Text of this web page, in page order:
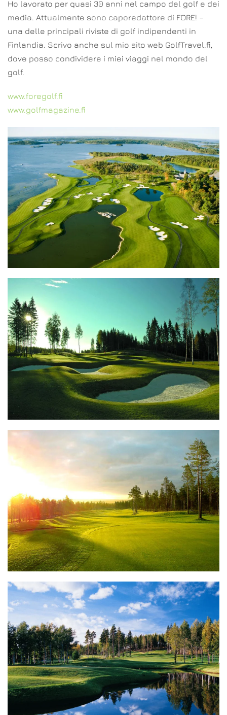
Ho lavorato per quasi 30 anni nel campo del golf e dei
media. Attualmente sono caporedattore di FORE! –
una delle principali riviste di golf indipendenti in
Finlandia. Scrivo anche sul mio sito web GolfTravel.fi,
dove posso condividere i miei viaggi nel mondo del
golf.
www.foregolf.fi
www.golfmagazine.fi